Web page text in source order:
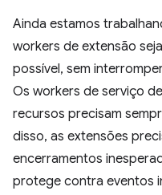
Ainda estamos
workers de extensão
possível, sem
Os workers de serviço
recursos precisam
disso, as extensões
encerramentos
protege contra eventos